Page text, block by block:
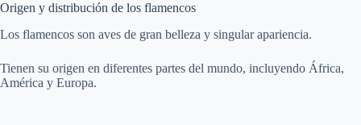
Origen y distribución de los flamencos
Los flamencos son aves de gran belleza y singular apariencia.
Tienen su origen en diferentes partes del mundo, incluyendo África,
América y Europa.